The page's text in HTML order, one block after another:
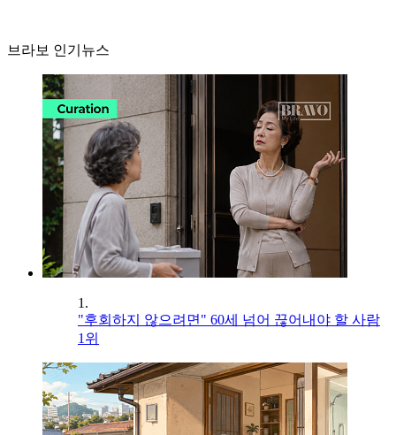
브라보 인기뉴스
1.
"후회하지 않으려면" 60세 넘어 끊어내야 할 사람
1위